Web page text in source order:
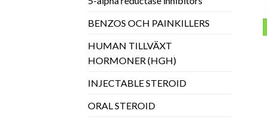
BENZOS OCH PAINKILLERS
HUMAN TILLVÄXT
HORMONER (HGH)
INJECTABLE STEROID
ORAL STEROID